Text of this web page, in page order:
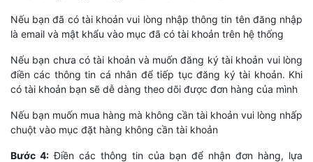
Nếu bạn đã có tài khoản vui lòng nhập thông tin tên đăng nhập
là email và mật khẩu vào mục đã có tài khoản trên hệ thống
Nếu bạn chưa có tài khoản và muốn đăng ký tài khoản vui lòng
điền các thông tin cá nhân để tiếp tục đăng ký tài khoản. Khi
có tài khoản bạn sẽ dễ dàng theo dõi được đơn hàng của mình
Nếu bạn muốn mua hàng mà không cần tài khoản vui lòng nhấp
chuột vào mục đặt hàng không cần tài khoản
Bước 4:Điền các thông tin của bạn để nhận đơn hàng, lựa